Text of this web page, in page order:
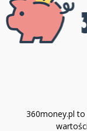
360money.pl